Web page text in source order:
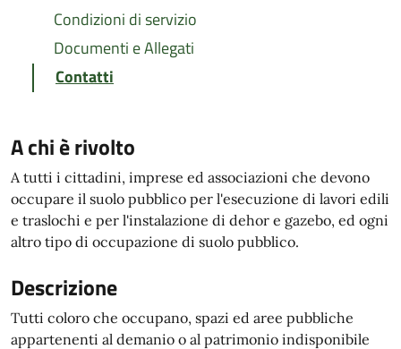
Condizioni di servizio
Documenti e Allegati
Contatti
A chi è rivolto
A tutti i cittadini, imprese ed associazioni che devono
occupare il suolo pubblico per l'esecuzione di lavori edili
e traslochi e per l'instalazione di dehor e gazebo, ed ogni
altro tipo di occupazione di suolo pubblico.
Descrizione
Tutti coloro che occupano, spazi ed aree pubbliche
appartenenti al demanio o al patrimonio indisponibile